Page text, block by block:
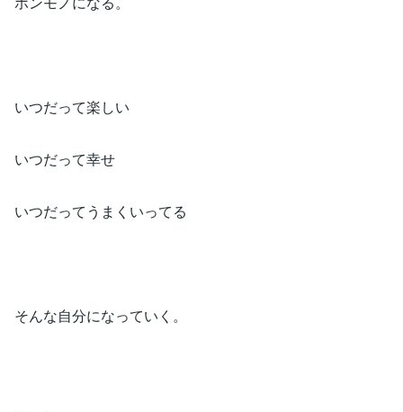
いつだって楽しい
いつだって幸せ
いつだってうまくいってる
そんな自分になっていく。